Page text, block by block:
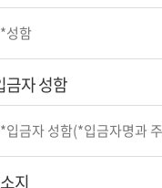
금자 성함
지